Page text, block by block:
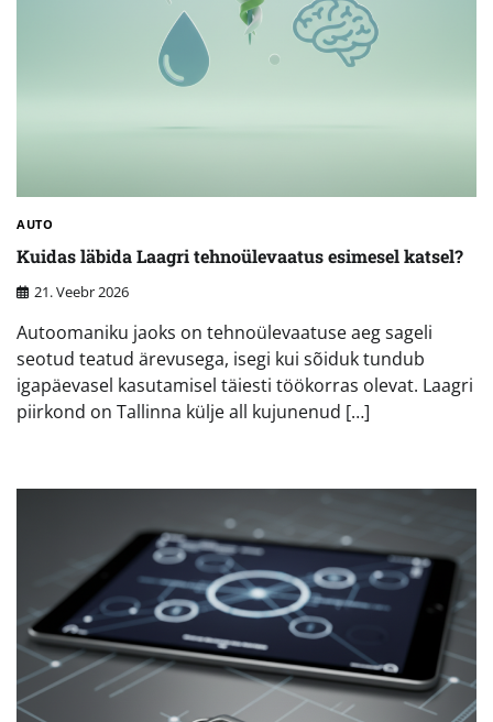
AUTO
Kuidas läbida Laagri tehnoülevaatus esimesel katsel?
21. Veebr 2026
Autoomaniku jaoks on tehnoülevaatuse aeg sageli
seotud teatud ärevusega, isegi kui sõiduk tundub
igapäevasel kasutamisel täiesti töökorras olevat. Laagri
piirkond on Tallinna külje all kujunenud […]